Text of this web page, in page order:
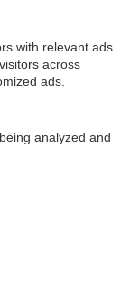
with relevant ads
across
ads.
analyzed and